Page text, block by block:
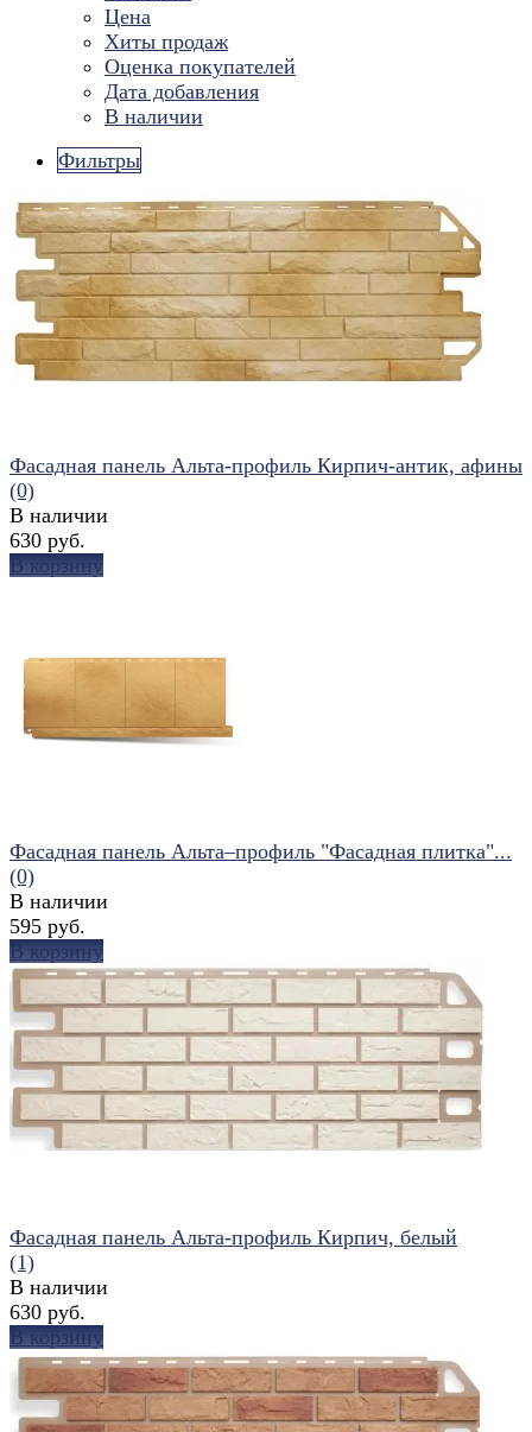
Цена
Хиты продаж
Оценка покупателей
Дата добавления
В наличии
Фильтры
Фасадная панель Альта-профиль Кирпич-антик, афины
(0)
В наличии
630 руб.
В корзину
избранное сравнить
Фасадная панель Альта–профиль "Фасадная плитка"...
(0)
В наличии
595 руб.
В корзину
избранное сравнить
Фасадная панель Альта-профиль Кирпич, белый
(1)
В наличии
630 руб.
В корзину